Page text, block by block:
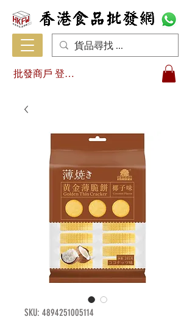
批發商戶 登入/註冊
SKU: 4894251005114